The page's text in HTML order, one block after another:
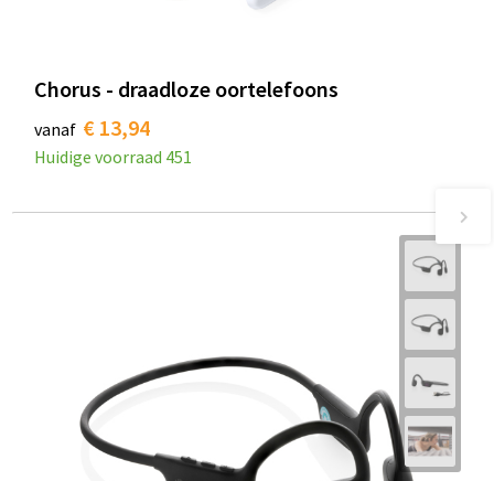
Chorus - draadloze oortelefoons
vanaf € 13,94
Huidige voorraad 451